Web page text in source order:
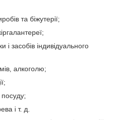
та біжутерії;
і засобів індивідуального
алкоголю;
посуду;
і т. д.